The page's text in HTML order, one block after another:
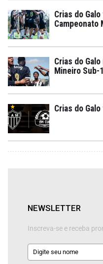
Crias do
Campeonato
Crias do
Mineiro Sub-
Crias do
NEWSLETTER
Inscreva-se e receba